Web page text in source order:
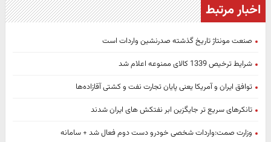
اخبار مرتبط
صنعت مونتاژ تاریخ گذشته صدرنشین واردات است
شرایط ترخیص 1339 کالای ممنوعه اعلام شد
توافق ایران و آمریکا یعنی پایان تجارت نفت و کشتی آقازاده‌ها
تانکرهای سریع تر جایگزین ابر نفتکش های ایران شدند
وزارت صمت:واردات شخصی خودرو دست دوم فعال شد + سامانه